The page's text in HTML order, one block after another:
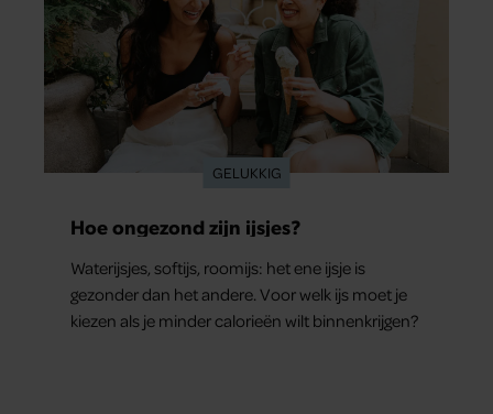
GELUKKIG
Hoe ongezond zijn ijsjes?
Waterijsjes, softijs, roomijs: het ene ijsje is
gezonder dan het andere. Voor welk ijs moet je
kiezen als je minder calorieën wilt binnenkrijgen?